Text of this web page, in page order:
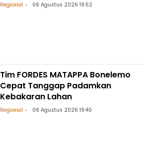
Regional 06 Agustus 2026 19:52
Tim FORDES MATAPPA Bonelemo
Cepat Tanggap Padamkan
Kebakaran Lahan
Regional 06 Agustus 2026 19:40